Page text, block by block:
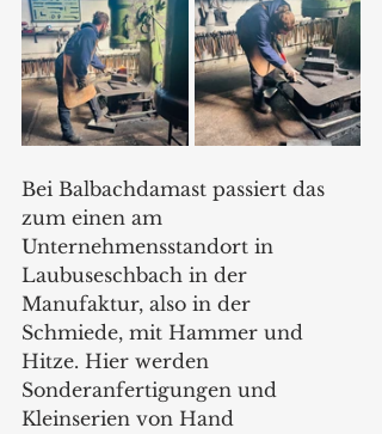
Bei Balbachdamast passiert das
zum einen am
Unternehmensstandort in
Laubuseschbach in der
Manufaktur, also in der
Schmiede, mit Hammer und
Hitze. Hier werden
Sonderanfertigungen und
Kleinserien von Hand